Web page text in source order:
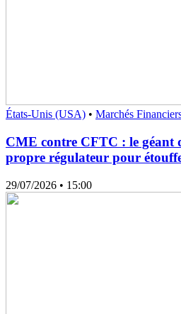
États-Unis (USA) • Marchés
CME contre CFTC : le géant
propre régulateur pour
29/07/2026 • 15:00